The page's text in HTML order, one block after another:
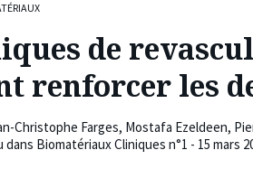
de
renforcer les
Christophe Farges, Mostafa Ezeldeen,
dans Biomatériaux Cliniques n°1 - 15 mars